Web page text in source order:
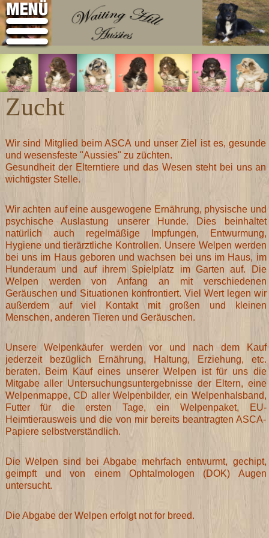
Zucht
Wir sind Mitglied beim ASCA und unser Ziel ist es, gesunde
und wesensfeste "Aussies" zu züchten.
Gesundheit der Elterntiere und das Wesen steht bei uns an
wichtigster Stelle.
Wir achten auf eine ausgewogene Ernährung, physische und
psychische Auslastung unserer Hunde.
Dies beinhaltet
natürlich auch regelmäßige Impfungen, Entwurmung,
Hygiene und tierärztliche Kontrollen. Unsere Welpen werden
bei uns im Haus geboren und wachsen bei uns im Haus, im
Hunderaum und auf ihrem Spielplatz im Garten auf. Die
Welpen werden von Anfang an mit verschiedenen
Geräuschen und Situationen konfrontiert. Viel Wert legen wir
außerdem auf viel Kontakt mit großen und kleinen
Menschen, anderen Tieren und Geräuschen.
Unsere Welpenkäufer werden vor und nach dem Kauf
jederzeit bezüglich Ernährung, Haltung, Erziehung, etc.
beraten. Beim Kauf eines unserer Welpen ist für uns die
Mitgabe aller Untersuchungsuntergebnisse der Eltern, eine
Welpenmappe, CD aller Welpenbilder, ein Welpenhalsband,
Futter für die ersten Tage, ein
Welpenpaket, EU-
Heimtierausweis und die von mir bereits beantragten ASCA-
Papiere selbstverständlich.
Die Welpen sind bei Abgabe mehrfach entwurmt, gechipt,
geimpft und von einem Ophtalmologen (DOK) Augen
untersucht.
Die Abgabe der Welpen erfolgt not for breed.